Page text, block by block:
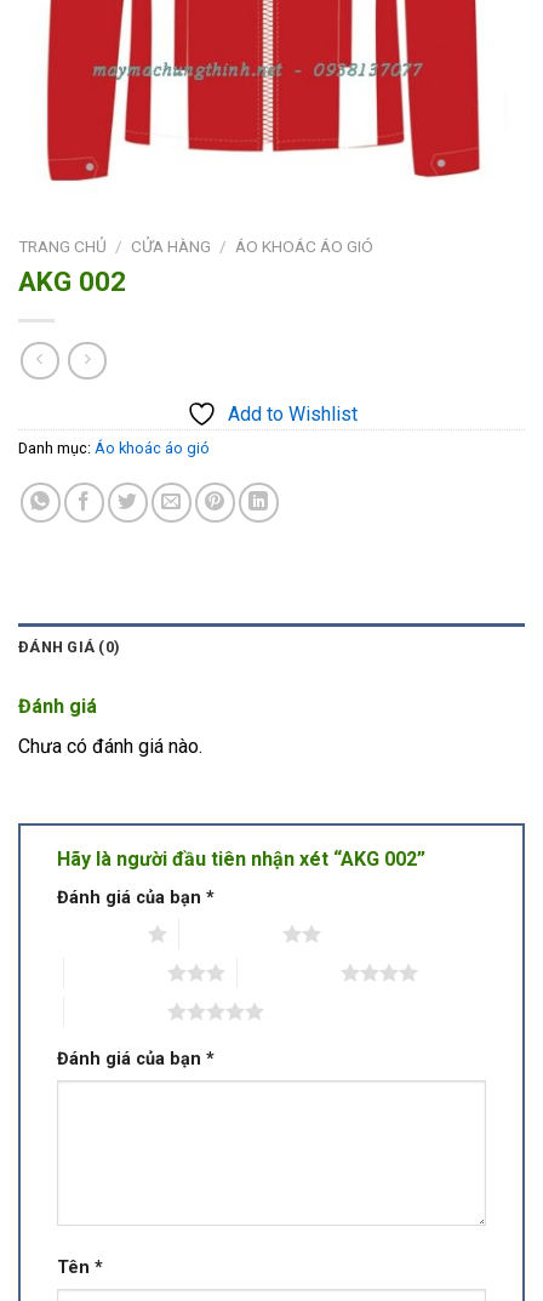
TRANG CHỦ / CỬA HÀNG / ÁO KHOÁC ÁO GIÓ
AKG 002
Add to Wishlist
Danh mục: Áo khoác áo gió
ĐÁNH GIÁ (0)
Đánh giá
Chưa có đánh giá nào.
Hãy là người đầu tiên nhận xét “AKG 002”
Đánh giá của bạn *
Đánh giá của bạn *
Tên *